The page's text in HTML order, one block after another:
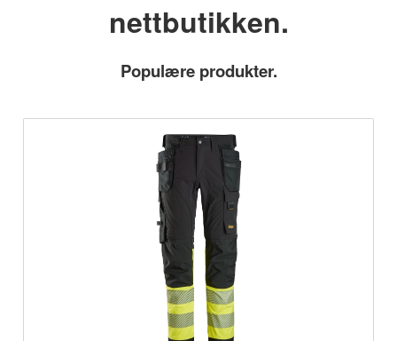
nettbutikken.
Populære produkter.